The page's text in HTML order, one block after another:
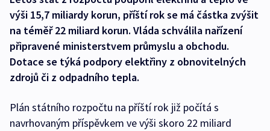
výši 15,7 miliardy korun, příští rok se má částka zvýšit
na téměř 22 miliard korun. Vláda schválila nařízení
připravené ministerstvem průmyslu a obchodu.
Dotace se týká podpory elektřiny z obnovitelných
zdrojů či z odpadního tepla.
Plán státního rozpočtu na příští rok již počítá s
navrhovaným příspěvkem ve výši skoro 22 miliard